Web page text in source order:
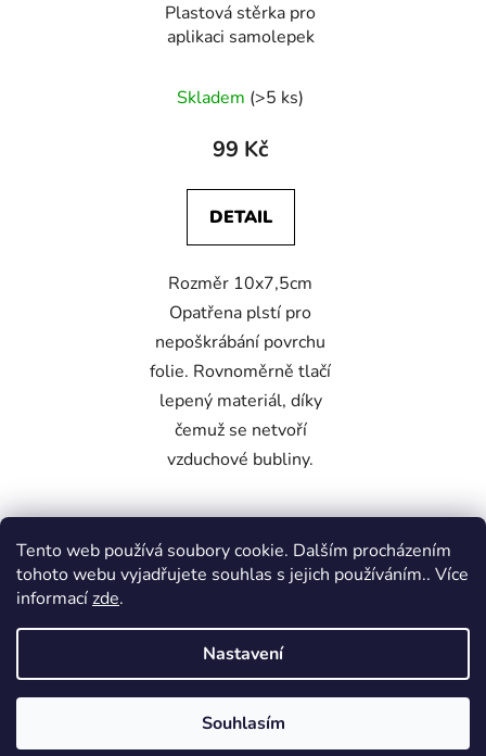
Tento web používá soubory cookie. Dalším procházením
tohoto webu vyjadřujete souhlas s jejich používáním.. Více
informacízde.
Nastavení
Souhlasím
Plastová stěrka pro
aplikaci samolepek
Skladem (>5 ks)
99 Kč
DETAIL
Rozměr 10x7,5cm
Opatřena plstí pro
nepoškrábání povrchu
folie. Rovnoměrně tlačí
lepený materiál, díky
čemuž se netvoří
vzduchové bubliny.
Bílá lesklá Růžová světlá
Škoda Fabia Club -FORUM
Vytvořil Shoptet
Robstydesign